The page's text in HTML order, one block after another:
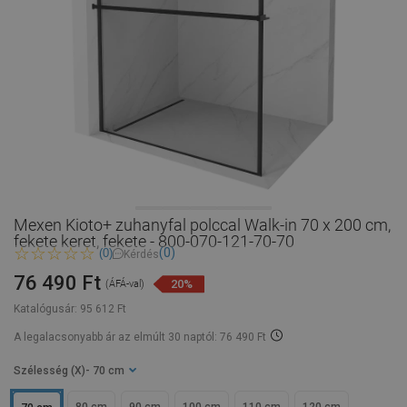
Mexen Kioto+ zuhanyfal polccal Walk-in 70 x 200 cm,
fekete keret, fekete - 800-070-121-70-70
(0) Kérdés(0)
Katalógusár: 95 612 Ft
76 490 Ft (ÁFÁ-val) 20%
A legalacsonyabb ár az elmúlt 30 naptól: 76 490 Ft
Szélesség (X) - 70 cm